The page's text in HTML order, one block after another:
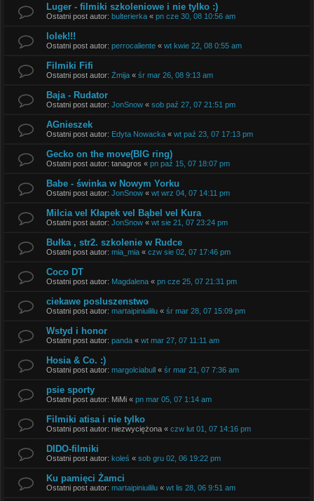
Luger - filmiki szkoleniowe i nie tylko :)
Ostatni post autor: bulterierka « pn cze 30, 08 10:56 am
lolek!!!
Ostatni post autor: perrocaliente « wt kwie 22, 08 0:55 am
Filmiki Fifi
Ostatni post autor: Żmija « śr mar 26, 08 9:13 am
Baja - Rudator
Ostatni post autor: JonSnow « sob paź 27, 07 21:51 pm
AGnieszek
Ostatni post autor: Edyta Nowacka « wt paź 23, 07 17:13 pm
Gecko on the move(BIG ring)
Ostatni post autor: tanagros « pn paź 15, 07 18:07 pm
Babe - świnka w Nowym Yorku
Ostatni post autor: JonSnow « wt wrz 04, 07 14:11 pm
Milcia vel Kłapek vel Bąbel vel Kura
Ostatni post autor: JonSnow « wt sie 21, 07 23:24 pm
Bułka , str2. szkolenie w Rudce
Ostatni post autor: mia_mia « czw sie 02, 07 17:46 pm
Coco DT
Ostatni post autor: Magdalena « pn cze 25, 07 21:31 pm
ciekawe posluszenstwo
Ostatni post autor: martaipiniuililu « śr mar 28, 07 15:09 pm
Wstyd i honor
Ostatni post autor: panda « wt mar 27, 07 11:11 am
Hosia & Co. :)
Ostatni post autor: margolciabull « śr mar 21, 07 7:36 am
psie sporty
Ostatni post autor: MiMi « pn mar 05, 07 1:14 am
Filmiki atisa i nie tylko
Ostatni post autor: niezwyciężona « czw lut 01, 07 14:16 pm
DIDO-filmiki
Ostatni post autor: koleś « sob gru 02, 06 19:22 pm
Ku pamięci Żamci
Ostatni post autor: martaipiniuililu « wt lis 28, 06 9:51 am